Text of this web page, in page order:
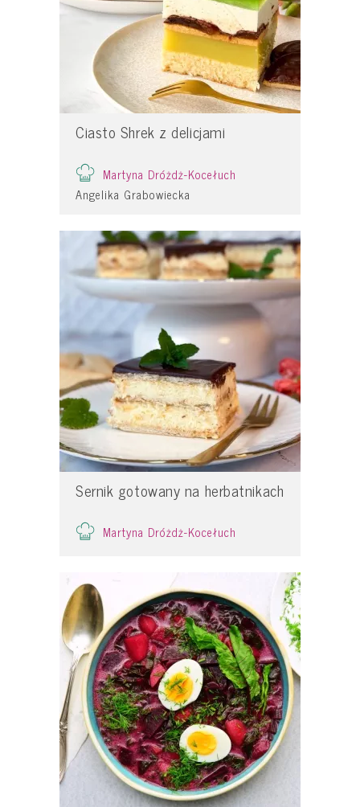
Ciasto Shrek z delicjami
Martyna Dróżdż-Kocełuch
Angelika Grabowiecka
Sernik gotowany na herbatnikach
Martyna Dróżdż-Kocełuch